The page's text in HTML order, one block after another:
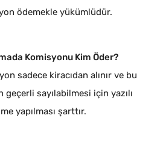
ödemekle yükümlüdür.
Komisyonu Kim Öder?
sadece kiracıdan alınır ve bu
geçerli sayılabilmesi için yazılı
yapılması şarttır.